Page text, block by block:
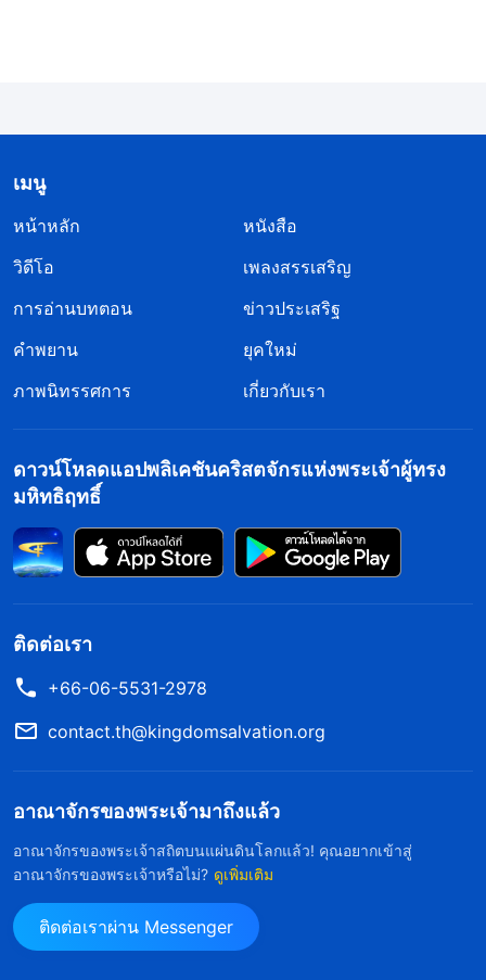
เมนู
หน้าหลัก
หนังสือ
วิดีโอ
เพลงสรรเสริญ
การอ่านบทตอน
ข่าวประเสริฐ
คำพยาน
ยุคใหม่
ภาพนิทรรศการ
เกี่ยวกับเรา
ดาวน์โหลดแอปพลิเคชันคริสตจักรแห่งพระเจ้าผู้ทรง
มหิทธิฤทธิ์
ติดต่อเรา
+66-06-5531-2978
contact.th@kingdomsalvation.org
อาณาจักรของพระเจ้ามาถึงแล้ว
อาณาจักรของพระเจ้าสถิตบนแผ่นดินโลกแล้ว! คุณอยากเข้าสู่
อาณาจักรของพระเจ้าหรือไม่? ดูเพิ่มเติม
ติดต่อเราผ่าน Messenger